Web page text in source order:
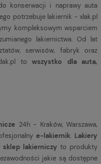
konserwacji i naprawy auta
potrzebuje lakiernik - xlak.pl
kompleksowym wsparciem
lakiernictwa. Od lat
serwisów, fabryk oraz
to wszystko dla auta,
24h - Kraków, Warszawa,
e-lakiernik Lakiery
lakierniczy to produkty
jakie są dostępne